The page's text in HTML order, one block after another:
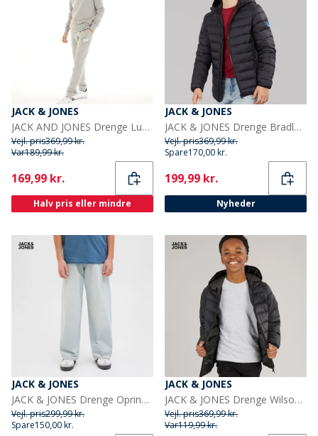
JACK & JONES
JACK AND JONES Drenge Luca Træningsdragt Alloy
Vejl. pris369,99 kr.
Var189,99 kr.
Current
169,99 kr.
Halv pris eller mindre
JACK & JONES
JACK & JONES Drenge Bradley Let Dunjakke Sort
Vejl. pris369,99 kr.
Spare170,00 kr.
Current
199,99 kr.
Nyheder
JACK & JONES
JACK & JONES Drenge Oprindelse Vide Ben Jeans Blue Denim
Vejl. pris299,99 kr.
Spare150,00 kr.
JACK & JONES
JACK & JONES Drenge Wilson Puffer Jakke Sort
Vejl. pris369,99 kr.
Var119,99 kr.